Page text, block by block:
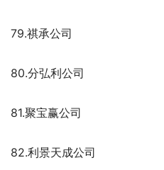
79.祺承公司
80.分弘利公司
81.聚宝赢公司
82.利景天成公司